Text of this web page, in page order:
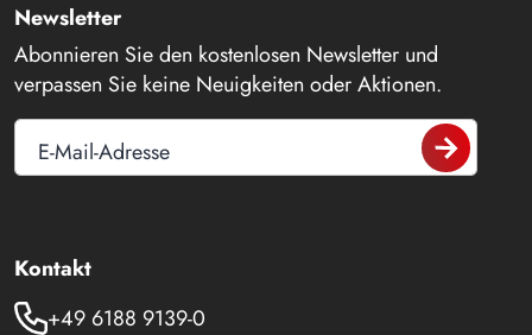
Newsletter
Abonnieren Sie den kostenlosen Newsletter und
verpassen Sie keine Neuigkeiten oder Aktionen.
E-Mail-Adresse
Kontakt
+49 6188 9139-0